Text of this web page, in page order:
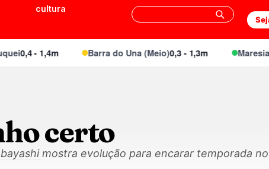
cultura
0,4 - 1,4m Barra do Una (Meio)0,3 - 1,3m Maresias
certo
mostra evolução para encarar temporada